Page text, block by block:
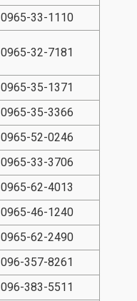
0965-33-1110
0965-32-7181
0965-35-1371
0965-35-3366
0965-52-0246
0965-33-3706
0965-62-4013
0965-46-1240
0965-62-2490
096-357-8261
096-383-5511